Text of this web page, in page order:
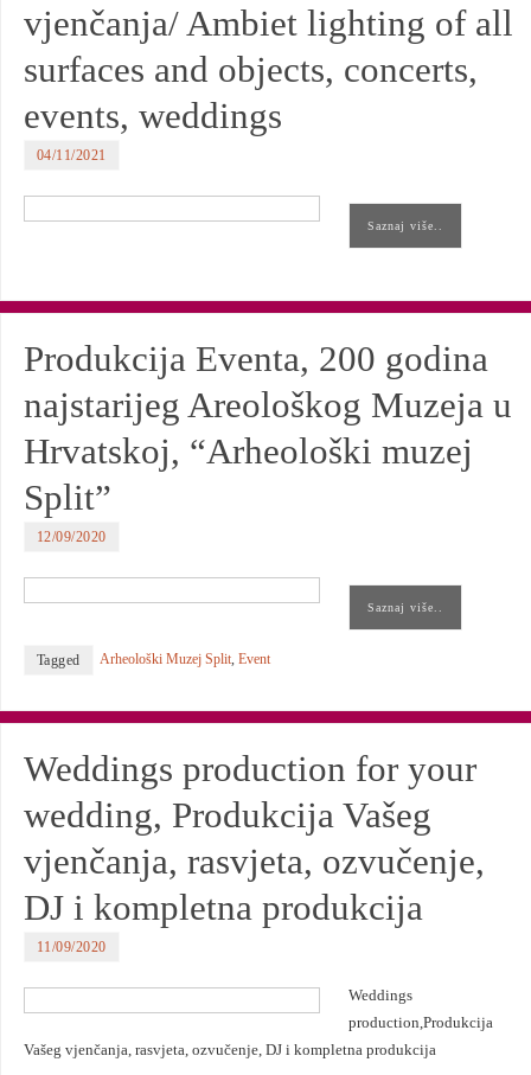
vjenčanja/ Ambiet lighting of all
surfaces and objects, concerts,
events, weddings
04/11/2021
Saznaj više..
Produkcija Eventa, 200 godina
najstarijeg Areološkog Muzeja u
Hrvatskoj, “Arheološki muzej
Split”
12/09/2020
Saznaj više..
Tagged Arheološki Muzej Split, Event
Weddings production for your
wedding, Produkcija Vašeg
vjenčanja, rasvjeta, ozvučenje,
DJ i kompletna produkcija
11/09/2020
Weddings
production,Produkcija
Vašeg vjenčanja, rasvjeta, ozvučenje, DJ i kompletna produkcija